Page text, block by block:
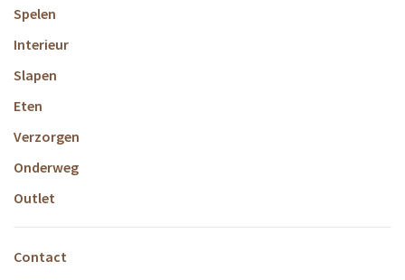
Spelen
Interieur
Slapen
Eten
Verzorgen
Onderweg
Outlet
Contact